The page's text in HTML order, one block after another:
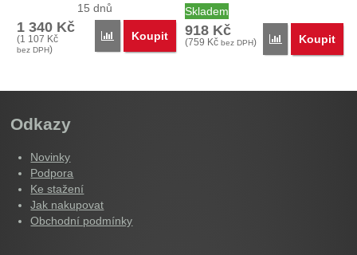
15 dnů
1 340 Kč
(1 107 Kč
bez DPH)
Porovnat
Koupit
Skladem
918 Kč
(759 Kč bez DPH) Porovnat
Koupit
Odkazy
Novinky
Podpora
Ke stažení
Jak nakupovat
Obchodní podmínky